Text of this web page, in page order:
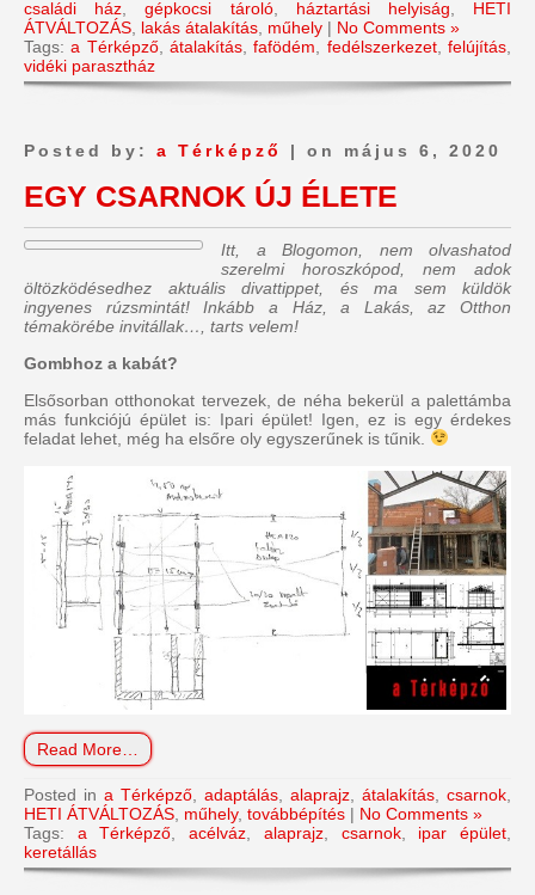
családi ház ,gépkocsi tároló, háztartási helyiság
HETI
ÁTVÁLTOZÁS lakás átalakítás műhely | No Comments »
Tags:a Térképző,átalakítás ,fafödém fedélszerkezet,felújítás
vidéki parasztház
Posted by: a Térképző | on május 6, 2020
EGY CSARNOK ÚJ ÉLETE
Itt, a Blogomon, nem olvashatod
szerelmi horoszkópod, nem adok
öltözködésedhez aktuális divattippet, és ma sem küldök
ingyenes rúzsmintát! Inkább a Ház, a Lakás, az Otthon
témakörébe invitállak…, tarts velem!
Gombhoz a kabát?
Elsősorban otthonokat tervezek, de néha bekerül a palettámba
más funkciójú épület is: Ipari épület! Igen, ez is egy érdekes
feladat lehet, még ha elsőre oly egyszerűnek is tűnik.
Read More…
Posted in a Térképző adaptálás alaprajz átalakítás csarnok
HETI ÁTVÁLTOZÁS műhely, továbbépítés | No Comments »
Tags: a Térképző ,acélváz alaprajz, csarnok, ipar épület
keretállás